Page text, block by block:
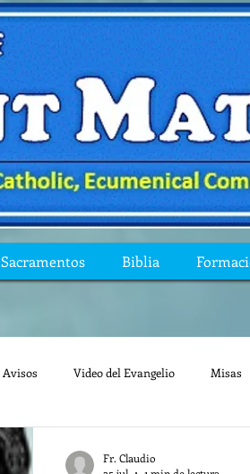
Sacramentos Biblia
Avisos Video del Evangelio Misas
reflexion
Fr. Claudio